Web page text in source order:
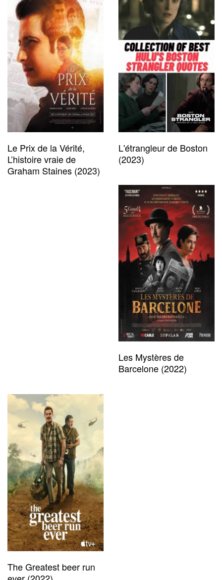
Le Prix de la Vérité,
L’histoire vraie de
Graham Staines (2023)
L'étrangleur de Boston
(2023)
Les Mystères de
Barcelone (2022)
The Greatest beer run